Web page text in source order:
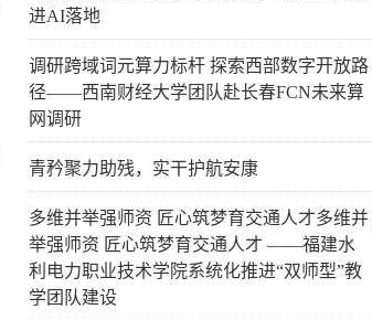
进AI落地
调研跨域词元算力标杆 探索西部数字开放路
径——西南财经大学团队赴长春FCN未来算
网调研
青矜聚力助残，实干护航安康
多维并举强师资 匠心筑梦育交通人才多维并
举强师资 匠心筑梦育交通人才 ——福建水
利电力职业技术学院系统化推进“双师型”教
学团队建设